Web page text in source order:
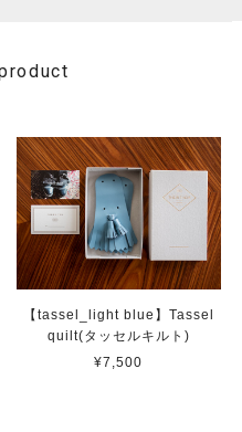
【tassel_light blue】Tassel
quilt(タッセルキルト)
¥7,500